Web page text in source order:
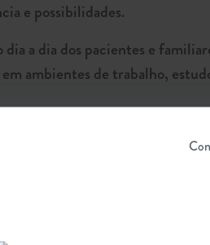
e possibilidades.
a dia dos pacientes e
ambientes de trabalho,
familiares e cuidadores
pela AME um grande